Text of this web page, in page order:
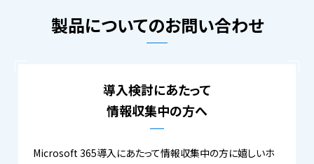
製品についてのお問い合わせ
導入検討にあたって
情報収集中の方へ
Microsoft 365導入にあたって情報収集中の方に嬉しいホ